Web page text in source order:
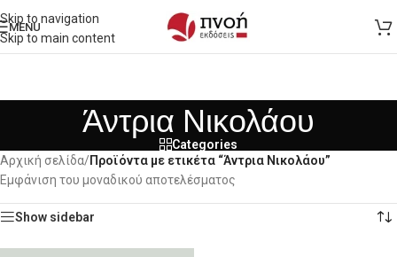
Skip to navigation
Skip to main content
MENU
Άντρια Νικολάου
Categories
Αρχική σελίδα/Προϊόντα με ετικέτα “Άντρια Νικολάου”
Εμφάνιση του μοναδικού αποτελέσματος
Show sidebar